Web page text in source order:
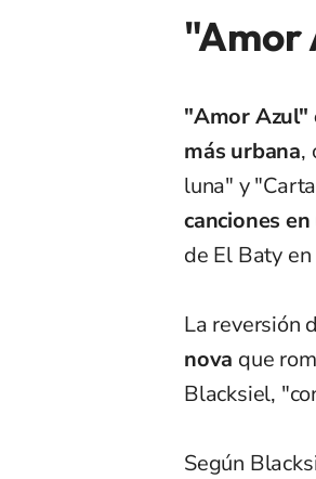
"Amor
"Amor Azul"
más urbana,
luna" y
canciones
de El Baty
La reversión
nova que
Blacksiel,
Según